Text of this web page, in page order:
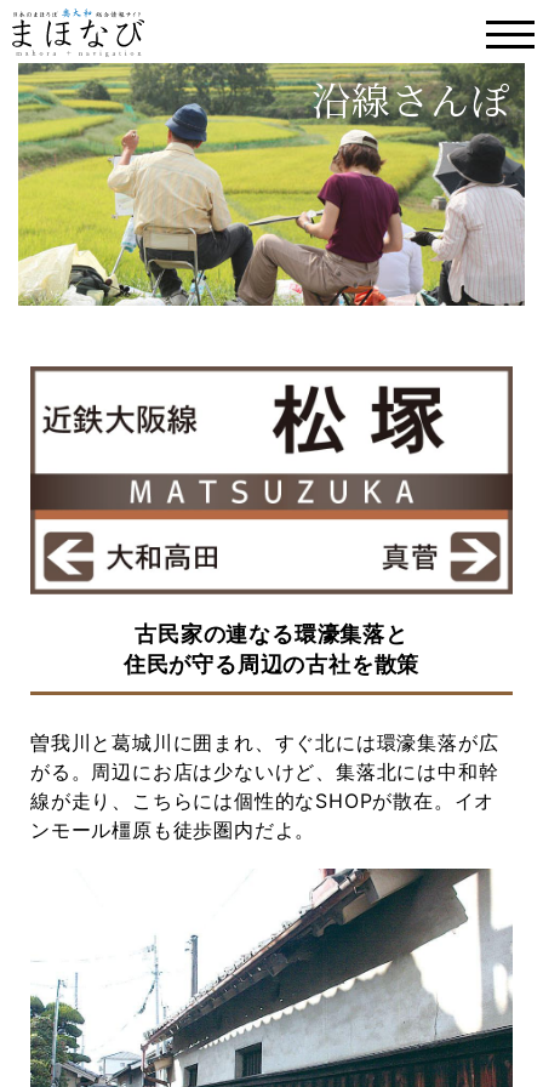
沿線さんぽ
古民家の連なる環濠集落と
住民が守る周辺の古社を散策
曽我川と葛城川に囲まれ、すぐ北には環濠集落が広
がる。周辺にお店は少ないけど、集落北には中和幹
線が走り、こちらには個性的なSHOPが散在。イオ
ンモール橿原も徒歩圏内だよ。